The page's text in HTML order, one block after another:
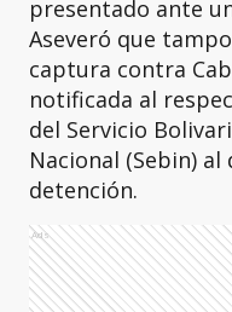
presentado ante
Aseveró que
captura contra
notificada al
del Servicio
Nacional (Sebin)
detención.
Ads